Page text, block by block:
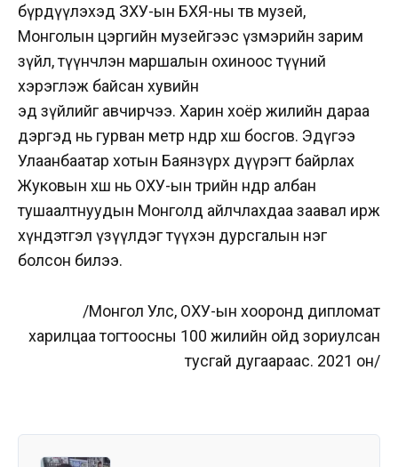
бүрдүүлэхэд ЗХУ-ын БХЯ-ны төв музей,
Монголын цэргийн музейгээс үзмэрийн зарим
зүйл, түүнчлэн маршалын охиноос түүний
хэрэглэж байсан хувийн
эд зүйлийг авчирчээ. Харин хоёр жилийн дараа
дэргэд нь гурван метр өндөр хөшөө босгов. Эдүгээ
Улаанбаатар хотын Баянзүрх дүүрэгт байрлах
Жуковын хөшөө нь ОХУ-ын төрийн өндөр албан
тушаалтнуудын Монголд айлчлахдаа заавал ирж
хүндэтгэл үзүүлдэг түүхэн дурсгалын нэг
болсон билээ.
/Монгол Улс, ОХУ-ын хооронд дипломат
харилцаа тогтоосны 100 жилийн ойд зориулсан
тусгай дугаараас. 2021 он/